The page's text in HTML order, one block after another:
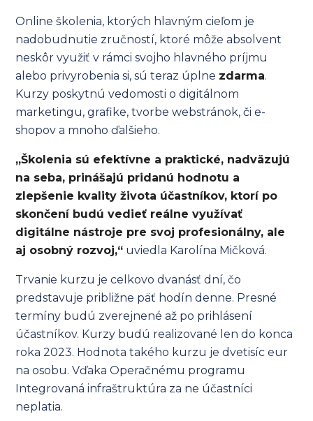
Online školenia, ktorých hlavným cieľom je
nadobudnutie zručností, ktoré môže absolvent
neskôr využiť v rámci svojho hlavného príjmu
alebo privyrobenia si, sú teraz úplne zdarma.
Kurzy poskytnú vedomosti o digitálnom
marketingu, grafike, tvorbe webstránok, či e-
shopov a mnoho ďalšieho.
„Školenia sú efektívne a praktické, nadväzujú
na seba, prinášajú pridanú hodnotu a
zlepšenie kvality života účastníkov, ktorí po
skončení budú vedieť reálne využívať
digitálne nástroje pre svoj profesionálny, ale
aj osobný rozvoj,“ uviedla Karolína Mičková.
Trvanie kurzu je celkovo dvanásť dní, čo
predstavuje približne päť hodín denne. Presné
termíny budú zverejnené až po prihlásení
účastníkov. Kurzy budú realizované len do konca
roka 2023. Hodnota takého kurzu je dvetisíc eur
na osobu. Vďaka Operačnému programu
Integrovaná infraštruktúra za ne účastníci
neplatia.